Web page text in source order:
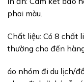
phai màu.
Chất liệu: Có 8 chất
thường cho đến
áo nhóm đi du lịch/